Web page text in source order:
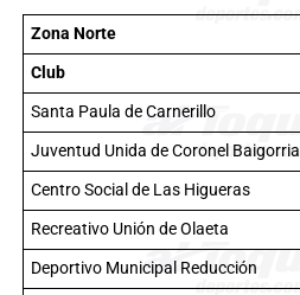
Zona Norte
Club
Santa Paula de Carnerillo
Juventud Unida de Coronel Baigorria
Centro Social de Las Higueras
Recreativo Unión de Olaeta
Deportivo Municipal Reducción